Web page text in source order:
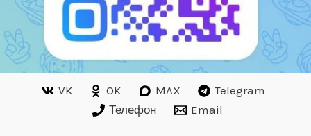
VK OK MAX
Telegram
Телефон
Email